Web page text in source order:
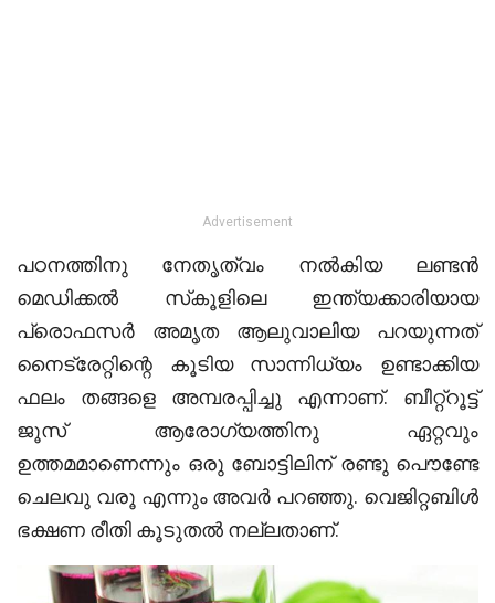
Advertisement
പഠനത്തിനു നേതൃത്വം നല്‍കിയ ലണ്ടന്‍
മെഡിക്കല്‍ സ്‌കൂളിലെ ഇന്ത്യക്കാരിയായ
പ്രൊഫസര്‍ അമൃത ആലുവാലിയ പറയുന്നത്
നൈട്രേറ്റിന്റെ കൂടിയ സാന്നിധ്യം ഉണ്ടാക്കിയ
ഫലം തങ്ങളെ അമ്പരപ്പിച്ചു എന്നാണ്. ബീറ്റ്‌റൂട്ട്
ജൂസ് ആരോഗ്യത്തിനു ഏറ്റവും
ഉത്തമമാണെന്നും ഒരു ബോട്ടിലിന് രണ്ടു പൌണ്ടേ
ചെലവു വരൂ എന്നും അവര്‍ പറഞ്ഞു. വെജിറ്റബിള്‍
ഭക്ഷണ രീതി കൂടുതല്‍ നല്ലതാണ്.